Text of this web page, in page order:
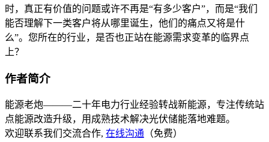
时，真正有价值的问题或许不再是“有多少客户”，而是“我们
能否理解下一类客户将从哪里诞生，他们的痛点又将是什
么”。您所在的行业，是否也正站在能源需求变革的临界点
上？
作者简介
能源老炮———二十年电力行业经验转战新能源，专注传统站
点能源改造升级，用成熟技术解决光伏储能落地难题。
欢迎联系我们交流合作, 在线沟通 （免费）